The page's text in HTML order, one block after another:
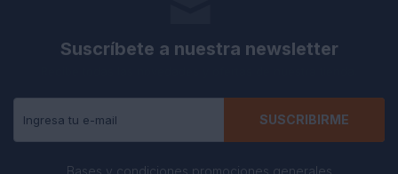
Suscríbete a nuestra newsletter
SUSCRIBIRME